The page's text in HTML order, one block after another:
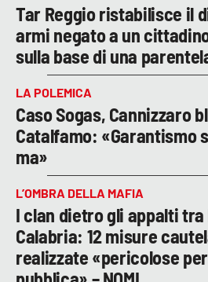
Tar Reggio ristabilisce il
armi negato a un
sulla base di una
LA POLEMICA
Caso Sogas, Cannizzaro
Catalfamo: «Garantismo
ma»
L’OMBRA DELLA MAFIA
I clan dietro gli appalti tra
Calabria: 12 misure
realizzate «pericolose